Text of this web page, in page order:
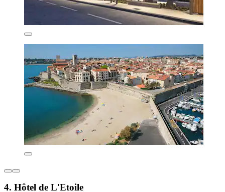
4. Hôtel de L'Etoile